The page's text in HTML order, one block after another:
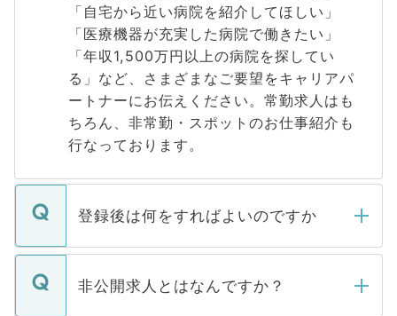
「自宅から近い病院を紹介してほしい」
「医療機器が充実した病院で働きたい」
「年収1,500万円以上の病院を探してい
る」など、さまざまなご要望をキャリアパ
ートナーにお伝えください。常勤求人はも
ちろん、非常勤・スポットのお仕事紹介も
行なっております。
登録後は何をすればよいのですか
ご登録いただきましたら、弊社担当者がご
登録内容を確認し、その後メールもしくは
非公開求人とはなんですか？